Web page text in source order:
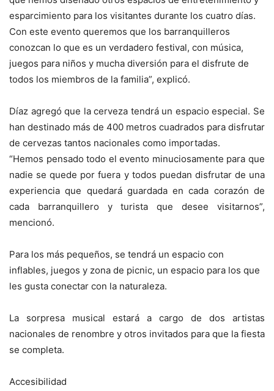
esparcimiento para los visitantes durante los cuatro días.
Con este evento queremos que los barranquilleros
conozcan lo que es un verdadero festival, con música,
juegos para niños y mucha diversión para el disfrute de
todos los miembros de la familia”, explicó.
Díaz agregó que la cerveza tendrá un espacio especial. Se
han destinado más de 400 metros cuadrados para disfrutar
de cervezas tantos nacionales como importadas.
“Hemos pensado todo el evento minuciosamente para que
nadie se quede por fuera y todos puedan disfrutar de una
experiencia que quedará guardada en cada corazón de
cada barranquillero y turista que desee visitarnos”,
mencionó.
Para los más pequeños, se tendrá un espacio con
inflables, juegos y zona de picnic, un espacio para los que
les gusta conectar con la naturaleza.
La sorpresa musical estará a cargo de dos artistas
nacionales de renombre y otros invitados para que la fiesta
se completa.
Accesibilidad